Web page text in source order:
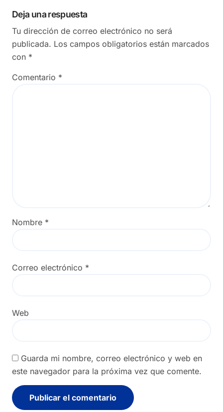
Deja una respuesta
Tu dirección de correo electrónico no será
publicada. Los campos obligatorios están marcados
con *
Comentario *
Nombre *
Correo electrónico *
Web
Guarda mi nombre, correo electrónico y web en
este navegador para la próxima vez que comente.